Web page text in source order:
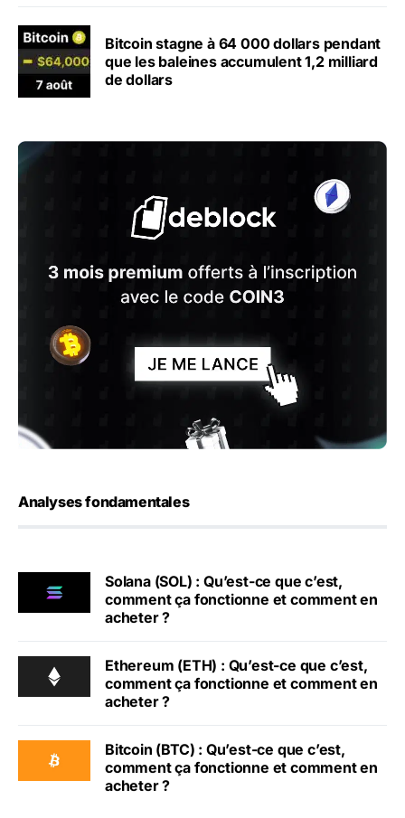
Bitcoin stagne à 64 000 dollars pendant
que les baleines accumulent 1,2 milliard
de dollars
Analyses fondamentales
Solana (SOL) : Qu’est-ce que c’est,
comment ça fonctionne et comment en
acheter ?
Ethereum (ETH) : Qu’est-ce que c’est,
comment ça fonctionne et comment en
acheter ?
Bitcoin (BTC) : Qu’est-ce que c’est,
comment ça fonctionne et comment en
acheter ?